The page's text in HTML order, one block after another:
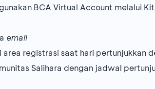
BCA Virtual Account melalui
email
registrasi saat hari pertunjukkan
Salihara dengan jadwal